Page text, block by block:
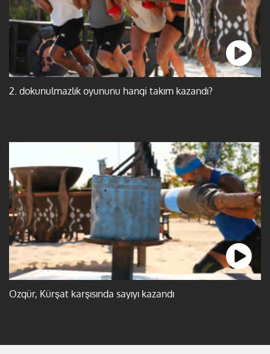
2. dokunulmazlık oyununu hangi takım kazandı?
Özgür, Kürşat karşısında sayıyı kazandı